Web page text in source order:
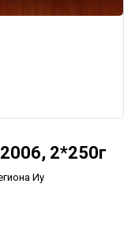
2*250г
Иу